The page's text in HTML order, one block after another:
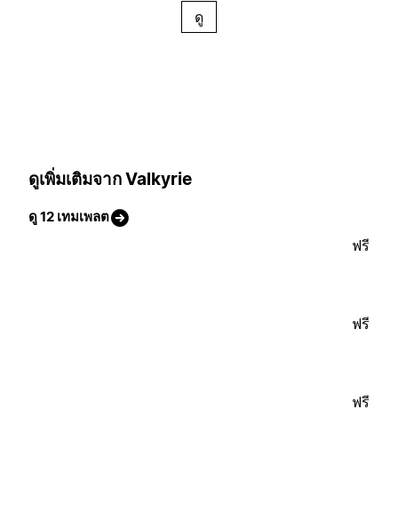
ดู
ดูเพิ่มเติมจาก Valkyrie
ดู 12 เทมเพลต
ฟรี
ฟรี
ฟรี